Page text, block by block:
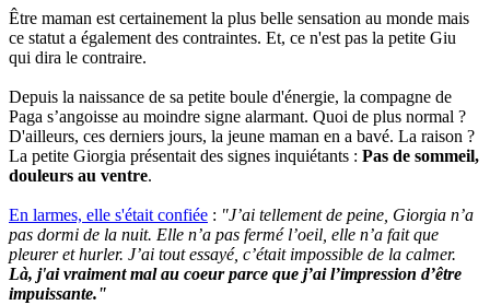
Être maman est certainement la plus belle sensation au monde mais
ce statut a également des contraintes. Et, ce n'est pas la petite Giu
qui dira le contraire.
Depuis la naissance de sa petite boule d'énergie, la compagne de
Paga s’angoisse au moindre signe alarmant. Quoi de plus normal ?
D'ailleurs, ces derniers jours, la jeune maman en a bavé. La raison ?
La petite Giorgia présentait des signes inquiétants : Pas de sommeil,
douleurs au ventre.
En larmes, elle s'était confiée : "J’ai tellement de peine, Giorgia n’a
pas dormi de la nuit. Elle n’a pas fermé l’oeil, elle n’a fait que
pleurer et hurler. J’ai tout essayé, c’était impossible de la calmer.
Là, j'ai vraiment mal au coeur parce que j’ai l’impression d’être
impuissante."